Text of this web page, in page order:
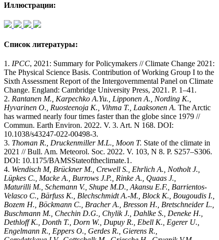
Иллюстрации:
Список литературы:
1. IPCC, 2021: Summary for Policymakers // Climate Change 2021:
The Physical Science Basis. Contribution of Working Group I to the
Sixth Assessment Report of the Intergovernmental Panel on Climate
Change. England: Cambridge University Press, 2021. P. 1–41.
2. Rantanen M., Karpechko A.Yu., Lipponen A., Nording K.,
Hyvarinen O., Ruosteenoja K., Vihma T., Laaksonen A. The Arctic
has warmed nearly four times faster than the globe since 1979 //
Commun. Earth Environ. 2022. V. 3. Art. N 168. DOI:
10.1038/s43247-022-00498-3.
3. Thoman R., Druckenmiller M.L., Moon T. State of the climate in
2021 // Bull. Am. Meteorol. Soc. 2022. V. 103, N 8. P. S257–S306.
DOI: 10.1175/BAMSStateoftheclimate.1.
4. Wendisch M, Brückner M., Crewell S., Ehrlich A., Notholt J.,
Lüpkes C., Macke A., Burrows J.P., Rinke A., Quaas J.,
Maturilli M., Schemann V., Shupe M.D., Akansu E.F., Barrientos-
Velasco C., Bärfuss K., Blechschmidt A.-M., Block K., Bougoudis I.,
Bozem H., Böckmann C., Bracher A., Bresson H., Bretschneider L.,
Buschmann M., Chechin D.G., Chylik J., Dahlke S., Deneke H.,
Dethloff K., Donth T., Dorn W., Dupuy R., Ebell K., Egerer U.,
Engelmann R., Eppers O., Gerdes R., Gierens R.,